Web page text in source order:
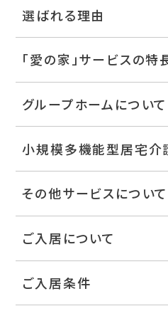
選ばれる理由
「愛の家」サービスの特
グループホームについて
小規模多機能型居宅介
その他サービスについて
ご入居について
ご入居条件